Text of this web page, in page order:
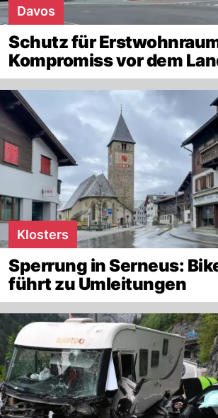
Davos
Schutz für
Kompromiss vor dem
Klosters
Sperrung in Serneus:
führt zu Umleitungen